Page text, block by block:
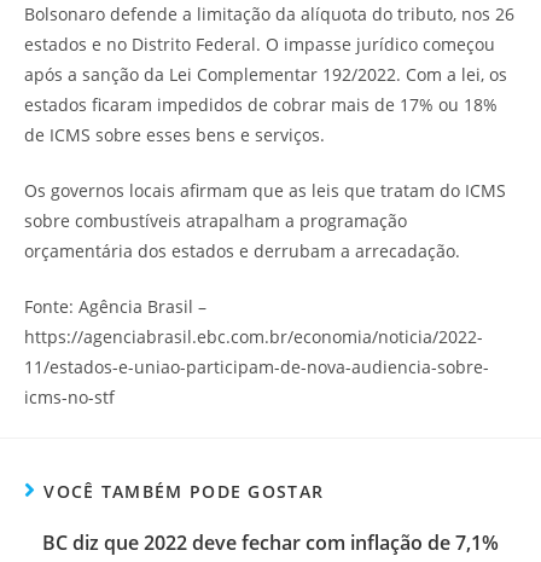
Bolsonaro defende a limitação da alíquota do tributo, nos 26
estados e no Distrito Federal. O impasse jurídico começou
após a sanção da Lei Complementar 192/2022. Com a lei, os
estados ficaram impedidos de cobrar mais de 17% ou 18%
de ICMS sobre esses bens e serviços.
Os governos locais afirmam que as leis que tratam do ICMS
sobre combustíveis atrapalham a programação
orçamentária dos estados e derrubam a arrecadação.
Fonte: Agência Brasil –
https://agenciabrasil.ebc.com.br/economia/noticia/2022-
11/estados-e-uniao-participam-de-nova-audiencia-sobre-
icms-no-stf
VOCÊ TAMBÉM PODE GOSTAR
BC diz que 2022 deve fechar com inflação de 7,1%